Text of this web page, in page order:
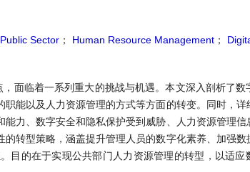
Public Sector ； Human Resource Management ；
面临着一系列重大的挑战与机遇。本文深入剖析了数
能以及人力资源管理的方式等方面的转变。同时，详
力、数字安全和隐私保护受到威胁、人力资源管理信
转型策略，涵盖提升管理人员的数字化素养、加强数
目的在于实现公共部门人力资源管理的转型，以适应